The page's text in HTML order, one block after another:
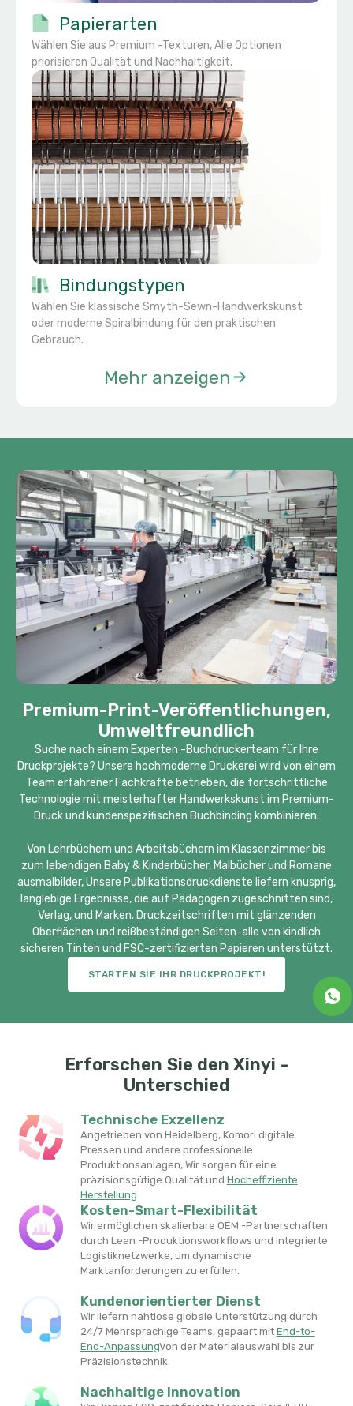
Papierarten
Wählen Sie aus Premium -Texturen, Alle Optionen
priorisieren Qualität und Nachhaltigkeit.
Bindungstypen
Wählen Sie klassische Smyth-Sewn-Handwerkskunst
oder moderne Spiralbindung für den praktischen
Gebrauch.
Mehr anzeigen
Premium-Print-Veröffentlichungen,
Umweltfreundlich
Suche nach einem Experten -Buchdruckerteam für Ihre
Druckprojekte? Unsere hochmoderne Druckerei wird von einem
Team erfahrener Fachkräfte betrieben, die fortschrittliche
Technologie mit meisterhafter Handwerkskunst im Premium-
Druck und kundenspezifischen Buchbinding kombinieren.
Von Lehrbüchern und Arbeitsbüchern im Klassenzimmer bis
zum lebendigen Baby & Kinderbücher, Malbücher und Romane
ausmalbilder, Unsere Publikationsdruckdienste liefern knusprig,
langlebige Ergebnisse, die auf Pädagogen zugeschnitten sind,
Verlag, und Marken. Druckzeitschriften mit glänzenden
Oberflächen und reißbeständigen Seiten-alle von kindlich
sicheren Tinten und FSC-zertifizierten Papieren unterstützt.
STARTEN SIE IHR DRUCKPROJEKT!
Erforschen Sie den Xinyi -
Unterschied
Technische Exzellenz
Angetrieben von Heidelberg, Komori digitale
Pressen und andere professionelle
Produktionsanlagen, Wir sorgen für eine
präzisionsgütige Qualität und Hocheffiziente
Herstellung
Kosten-Smart-Flexibilität
Wir ermöglichen skalierbare OEM -Partnerschaften
durch Lean -Produktionsworkflows und integrierte
Logistiknetzwerke, um dynamische
Marktanforderungen zu erfüllen.
Kundenorientierter Dienst
Wir liefern nahtlose globale Unterstützung durch
24/7 Mehrsprachige Teams, gepaart mit End-to-
End-AnpassungVon der Materialauswahl bis zur
Präzisionstechnik.
Nachhaltige Innovation